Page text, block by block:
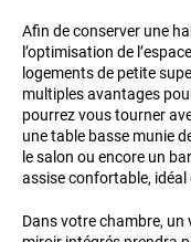
Afin de conserver une
l’optimisation de
logements de petite
multiples avantages
pourrez vous tourner
une table basse munie
le salon ou encore un
assise confortable, idéal
Dans votre chambre, un